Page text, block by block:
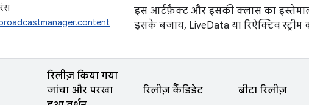
इस आर्टफ़ैक्ट और इसकी क्लास का
इसके बजाय, LiveData या रिऐक्टिव
रिलीज़ किया गया
जांचा और परखा
रिलीज़ कैंडिडेट बीटा रिलीज़